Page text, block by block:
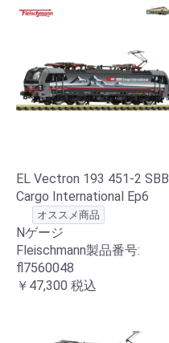
EL Vectron 193 451-2 SBB
Cargo International Ep6
オススメ商品
Nゲージ
Fleischmann製品番号:
fl7560048
￥47,300 税込